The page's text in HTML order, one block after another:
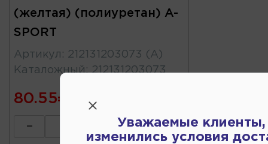
(желтая) (полиуретан) A-
SPORT
Артикул : 212131203073 (A)
Каталожный : 212131203073
80.55
-
Уважаемые клиенты,
изменились условия